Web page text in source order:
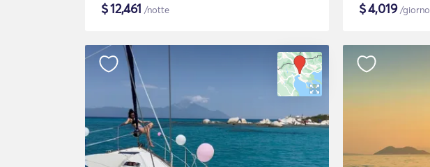
$12,461 /notte $4,019/giorno